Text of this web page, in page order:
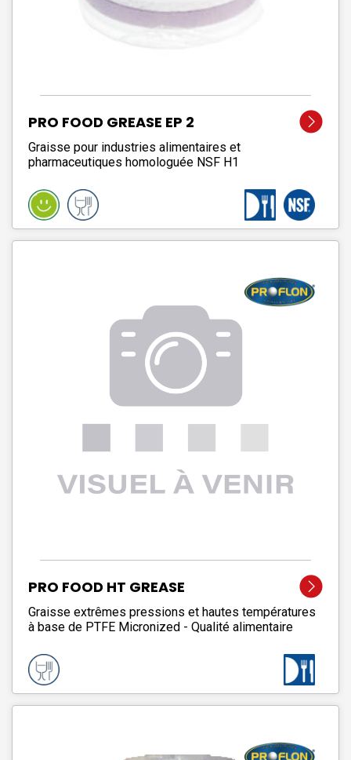
PRO FOOD GREASE EP 2
Graisse pour industries alimentaires et
pharmaceutiques homologuée NSF H1
PRO FOOD HT GREASE
Graisse extrêmes pressions et hautes températures
à base de PTFE Micronized - Qualité alimentaire